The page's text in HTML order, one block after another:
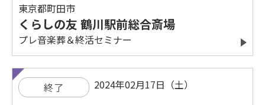
東京都町田市
くらしの友 鶴川駅前総合斎場
プレ音楽葬＆終活セミナー
終了 2024年02月17日（土）